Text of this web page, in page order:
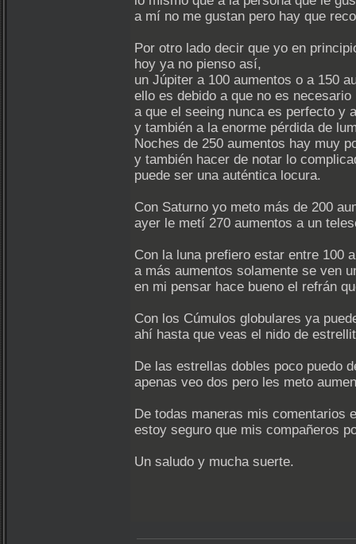
a mí no me gustan pero hay que
Por otro lado decir que yo en
hoy ya no pienso así,
un Júpiter a 100 aumentos o a 150
ello es debido a que no es
a que el seeing nunca es perfecto y
y también a la enorme pérdida de
Noches de 250 aumentos hay muy
y también hacer de notar lo
puede ser una auténtica locura.
Con Saturno yo meto más de 200
ayer le metí 270 aumentos a un
Con la luna prefiero estar entre 100
a más aumentos solamente se ven
en mi pensar hace bueno el refrán
Con los Cúmulos globulares ya
ahí hasta que veas el nido de
De las estrellas dobles poco puedo
apenas veo dos pero les meto
De todas maneras mis comentarios
estoy seguro que mis compañeros
Un saludo y mucha suerte.